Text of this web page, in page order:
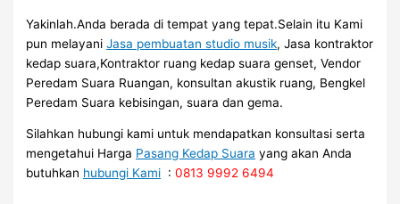
Yakinlah.Anda berada di tempat yang tepat.Selain itu Kami
pun melayaniJasa pembuatan studio musik, Jasa kontraktor
kedap suara,Kontraktor ruang kedap suara genset, Vendor
Peredam Suara Ruangan, konsultan akustik ruang, Bengkel
Peredam Suara kebisingan, suara dan gema.
Silahkan hubungi kami untuk mendapatkan konsultasi serta
mengetahui Harga Pasang Kedap Suara yang akan Anda
butuhkan hubungi Kami :0813 9992 6494